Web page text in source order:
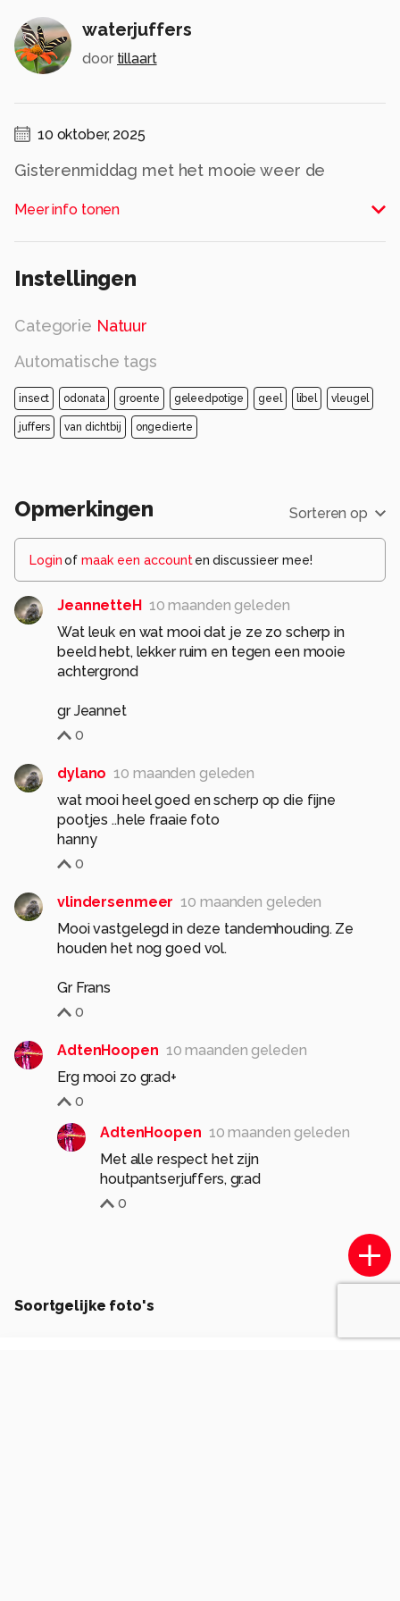
waterjuffers
door tillaart
10 oktober, 2025
Gisterenmiddag met het mooie weer de
vastleggen.
Meer info tonen
Instellingen
Categorie Natuur
Automatische tags
insect odonata groente geleedpotige geel libel vleugel
juffers van dichtbij ongedierte
Opmerkingen Sorteren op
Loginof maak een account en discussieer mee!
JeannetteH 10 maanden geleden
Wat leuk en wat mooi dat je ze zo scherp in
beeld hebt, lekker ruim en tegen een mooie
achtergrond
gr Jeannet
0
dylano 10 maanden geleden
wat mooi heel goed en scherp op die fijne
pootjes ..hele fraaie foto
hanny
0
vlindersenmeer 10 maanden geleden
Mooi vastgelegd in deze tandemhouding. Ze
houden het nog goed vol.
Gr Frans
0
AdtenHoopen 10 maanden geleden
Erg mooi zo gr.ad+
0
AdtenHoopen 10 maanden geleden
Met alle respect het zijn
houtpantserjuffers, gr.ad
0
Soortgelijke foto's